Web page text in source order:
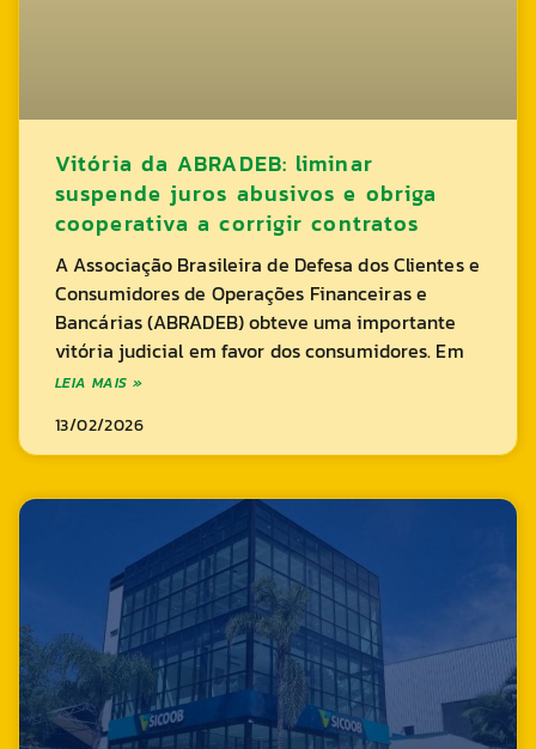
Vitória da ABRADEB: liminar
suspende juros abusivos e obriga
cooperativa a corrigir contratos
A Associação Brasileira de Defesa dos Clientes e
Consumidores de Operações Financeiras e
Bancárias (ABRADEB) obteve uma importante
vitória judicial em favor dos consumidores. Em
LEIA MAIS »
13/02/2026